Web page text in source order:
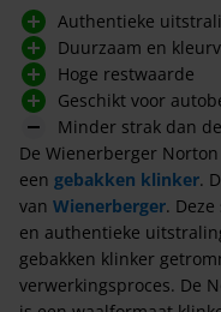
Authentieke
Duurzaam en
Hoge restwaarde
Geschikt voor
Minder strak dan
De Wienerberger
een gebakken klinker.
van Wienerberger.
en authentieke
gebakken klinker
verwerkingsproces. De